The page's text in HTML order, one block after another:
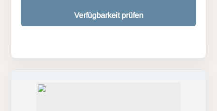
Verfügbarkeit prüfen